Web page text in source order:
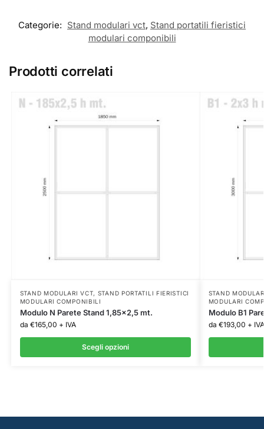
Categorie: Stand modulari vct, Stand portatili fieristici
modulari componibili
Prodotti correlati
STAND MODULARI VCT, STAND PORTATILI FIERISTICI
MODULARI COMPONIBILI
Modulo N Parete Stand 1,85×2,5 mt.
da €165,00 + IVA
Scegli opzioni
STAND
MODULARI
Modulo B1
da €193,00 + IVA